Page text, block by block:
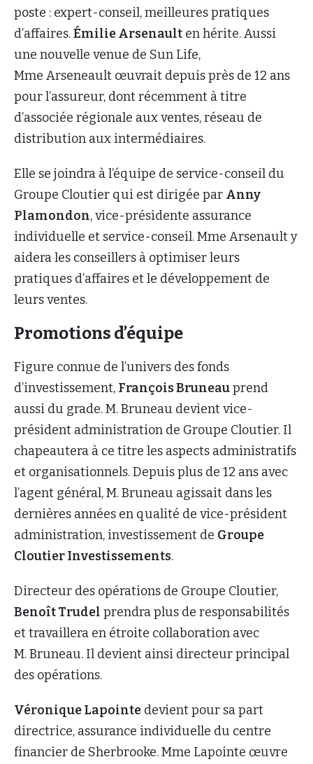
poste : expert-conseil, meilleures pratiques
d’affaires.Émilie Arsenault en hérite. Aussi
une nouvelle venue de Sun Life,
Mme Arseneault œuvrait depuis près de 12 ans
pour l’assureur, dont récemment à titre
d’associée régionale aux ventes, réseau de
distribution aux intermédiaires.
Elle se joindra à l’équipe de service-conseil du
Groupe Cloutier qui est dirigée par Anny
Plamondon, vice-présidente assurance
individuelle et service-conseil. Mme Arsenault y
aidera les conseillers à optimiser leurs
pratiques d’affaires et le développement de
leurs ventes.
Promotions d’équipe
Figure connue de l’univers des fonds
d’investissement, François Bruneauprend
aussi du grade. M. Bruneau devient vice-
président administration de Groupe Cloutier. Il
chapeautera à ce titre les aspects administratifs
et organisationnels. Depuis plus de 12 ans avec
l’agent général, M. Bruneau agissait dans les
dernières années en qualité de vice-président
administration, investissement de Groupe
Cloutier Investissements.
Directeur des opérations de Groupe Cloutier,
Benoît Trudel prendra plus de responsabilités
et travaillera en étroite collaboration avec
M. Bruneau. Il devient ainsi directeur principal
des opérations.
Véronique Lapointe devient pour sa part
directrice, assurance individuelle du centre
financier de Sherbrooke. Mme Lapointe œuvre